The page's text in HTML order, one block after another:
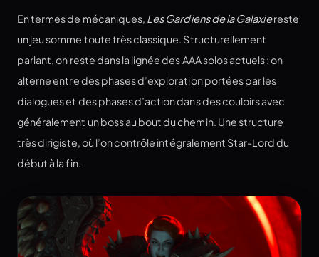
En termes de mécaniques, Les Gardiens de la Galaxiereste
un jeu somme toute très classique. Structurellement
parlant, on reste dans la lignée des AAA solos actuels : on
alterne entre des phases d’exploration portées par les
dialogues et des phases d’action dans des couloirs avec
généralement un boss au bout du chemin. Une structure
très dirigiste, où l’on contrôle intégralement Star-Lord du
début à la fin.